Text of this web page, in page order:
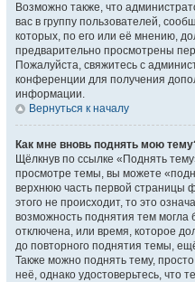
Возможно также, что
вас в группу пользователей,
которых, по его или её мнению,
предварительно просмотрены
Пожалуйста, свяжитесь с
конференции для получения
информации.
Вернуться к началу
Как мне вновь поднять мою
Щёлкнув по ссылке «Поднять
просмотре темы, вы можете
верхнюю часть первой страницы
этого не происходит, то это
возможность поднятия тем могла
отключена, или время, которое
до повторного поднятия темы,
Также можно поднять тему,
неё, однако удостоверьтесь, что